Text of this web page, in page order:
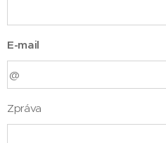
E-mail
Zpráva